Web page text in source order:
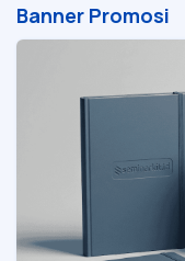
Banner Promosi